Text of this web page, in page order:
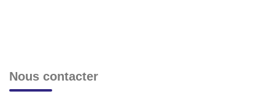
Nous contacter